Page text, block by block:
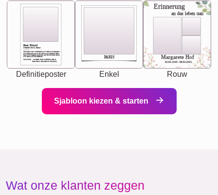
Best Friend
[<NAME>] Noun, feminie
Synonyms: Soulmate, closet confidante, sister at
heart person, life partner in adventure.
The person who understands you without explanation
you accepts just as you are. She's your partner in life's,
chaos your biggest supporter, and the one with whom
you share your best memories.
Definitieposter
PARIS
Enkel
Erinnerung
an das leben uan
Margarete Hof
02.05.1940 - 08.04.2021
Rouw
Sjabloon kiezen & starten
Wat onze klanten zeggen